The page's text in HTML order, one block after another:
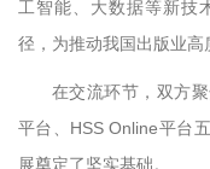
工智能、大数据等新技
径，为推动我国出版业高
在交流环节，双方
平台、HSS Online平台
展奠定了坚实基础。